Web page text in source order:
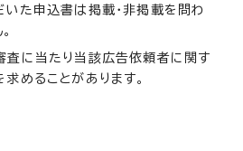
いた申込書は掲載・非掲載を問わ
査に当たり当該広告依頼者に関す
めることがあります。